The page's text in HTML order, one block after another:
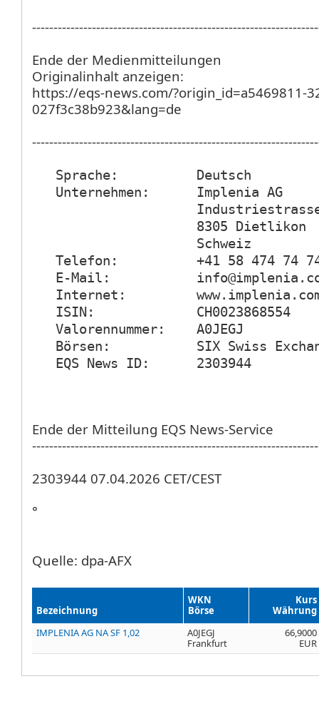
Ende der Medienmitteilungen
Originalinhalt anzeigen:
https://eqs-news.com/?origin_id=a5469811-
027f3c38b923&lang=de
   Sprache:          Deutsch
   Unternehmen:      Implenia AG
                     8305 Dietlikon
                     Schweiz
Telefon:          +41 58 474 74
E-Mail:
Internet:
   ISIN:             CH0023868554
   Valorennummer:    A0JEGJ
Börsen:           SIX Swiss
   EQS News ID:      2303944
Ende der Mitteilung EQS News-Service
2303944 07.04.2026 CET/CEST
°
Quelle: dpa-AFX
Bezeichnung
WKN
Börse
Kurs
Währung
IMPLENIA AG NA SF 1,02
A0JEGJ
Frankfurt
66,9000
EUR